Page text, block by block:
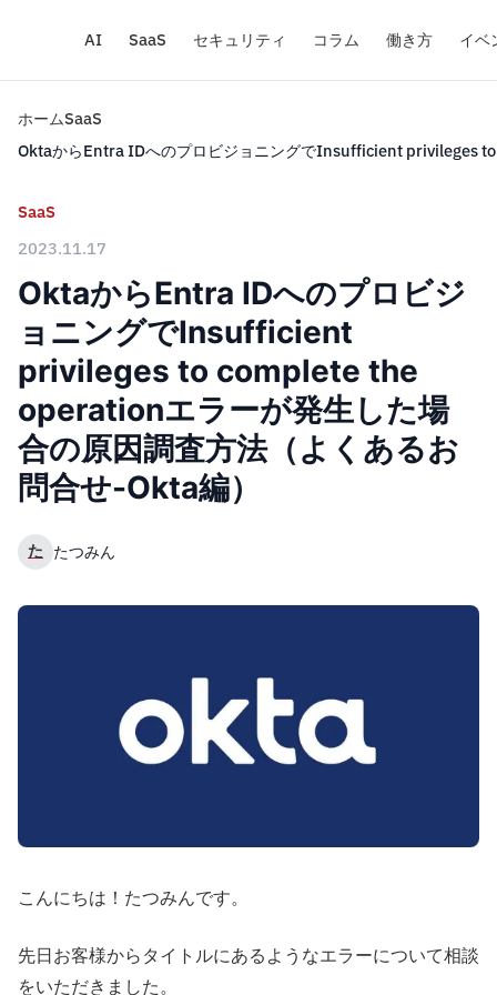
AI SaaS セキュリティ コラム 働き方 イベ
ホームSaaS
OktaからEntra IDへのプロビジョニングでInsufficient privileges
SaaS
2023.11.17
OktaからEntra IDへのプロビジ
ョニングでInsufficient
privileges to complete the
operationエラーが発生した場
合の原因調査方法（よくあるお
問合せ-Okta編）
た たつみん
こんにちは！たつみんです。
先日お客様からタイトルにあるようなエラーについて相談
をいただきました。